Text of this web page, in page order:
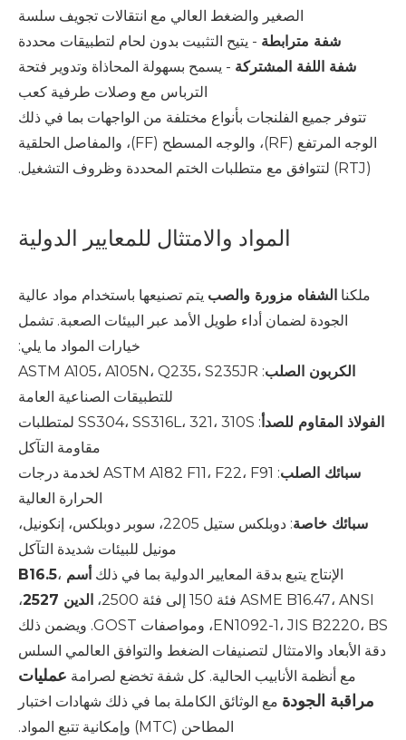
الصغير والضغط العالي مع انتقالات تجويف سلسة
شفة مترابطة - يتيح التثبيت بدون لحام لتطبيقات محددة
شفة اللفة المشتركة - يسمح بسهولة المحاذاة وتدوير فتحة
الترباس مع وصلات طرفية كعب
تتوفر جميع الفلنجات بأنواع مختلفة من الواجهات بما في ذلك
الوجه المرتفع (RF)، والوجه المسطح (FF)، والمفاصل الحلقية
(RTJ) لتتوافق مع متطلبات الختم المحددة وظروف التشغيل.
المواد والامتثال للمعايير الدولية
ملكنا الشفاه مزورة والصب يتم تصنيعها باستخدام مواد عالية
الجودة لضمان أداء طويل الأمد عبر البيئات الصعبة. تشمل
خيارات المواد ما يلي:
الكربون الصلب : ASTM A105، A105N، Q235، S235JR
للتطبيقات الصناعية العامة
الفولاذ المقاوم للصدأ
: SS304، SS316L، 321، 310S لمتطلبات
مقاومة التآكل
سبائك الصلب
: ASTM A182 F11، F22، F91 لخدمة درجات
الحرارة العالية
سبائك خاصة
: دوبلكس ستيل 2205، سوبر دوبلكس، إنكونيل،
مونيل للبيئات شديدة التآكل
الإنتاج يتبع بدقة المعايير الدولية بما في ذلك أسم B16.5 ،
ASME B16.47، ANSI فئة 150 إلى فئة 2500،
الدين 2527
،
EN1092-1، JIS B2220، BS، ومواصفات GOST. ويضمن ذلك
دقة الأبعاد والامتثال لتصنيفات الضغط والتوافق العالمي السلس
مع أنظمة الأنابيب الحالية. كل شفة تخضع لصرامة عمليات
مراقبة الجودة مع الوثائق الكاملة بما في ذلك شهادات اختبار
المطاحن (MTC) وإمكانية تتبع المواد.